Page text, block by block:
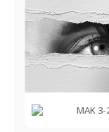
MAK 3-